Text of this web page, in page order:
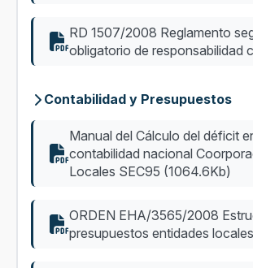
RD 1507/2008 Reglamento
obligatorio de responsabilidad
Contabilidad y Presupuestos
Manual del Cálculo del déficit
contabilidad nacional
Locales SEC95 (1064.6Kb)
ORDEN EHA/3565/2008
presupuestos entidades